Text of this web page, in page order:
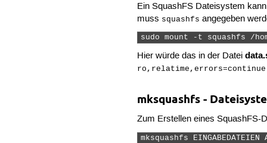
Ein SquashFS Dateisystem
muss squashfs angegeben
sudo mount -t squashfs /
Hier würde das in der Datei
ro,relatime,errors=continue
mksquashfs -
Zum Erstellen eines
mksquashfs EINGABEDATEIEN